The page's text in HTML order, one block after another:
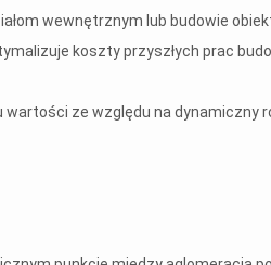
wewnętrznym lub budowie
koszty przyszłych prac
wartości ze względu na dynamiczny